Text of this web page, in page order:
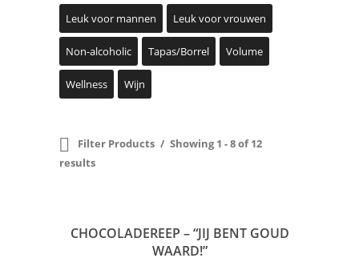
Leuk voor mannen Leuk voor vrouwen
Non-alcoholic Tapas/Borrel Volume
Wellness Wijn
Filter Products
Showing 1 - 8 of 12
results
CHOCOLADEREEP – “JIJ BENT GOUD
WAARD!”